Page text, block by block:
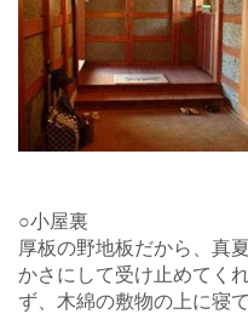
○小屋裏
厚板の野地板だから、真
かさにして受け止めてく
ず、木綿の敷物の上に寝